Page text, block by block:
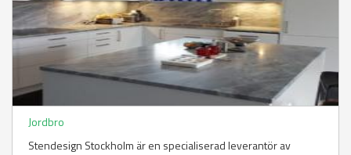
Jordbro
Stendesign Stockholm är en specialiserad leverantör av